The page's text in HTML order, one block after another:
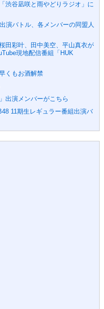
渋谷凪咲と雨やどりラジオ」に
演バトル、各メンバーの同盟人
田彩叶、田中美空、平山真衣が
現地配信番組「HUK
くもお酒解禁
出演メンバーがこちら
11期生レギュラー番組出演バ